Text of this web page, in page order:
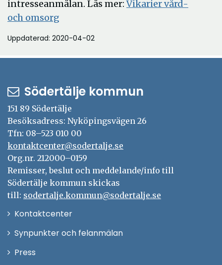
intresseanmälan. Läs mer:Vikarier vård-
och omsorg
Uppdaterad: 2020-04-02
Södertälje kommun
151 89 Södertälje
Besöksadress: Nyköpingsvägen 26
Tfn: 08–523 010 00
kontaktcenter@sodertalje.se
Org.nr. 212000–0159
Remisser, beslut och meddelande/info till
Södertälje kommun skickas
till: sodertalje.kommun@sodertalje.se
KontaktcenterÖppna
Synpunkter och felanmälan
Press